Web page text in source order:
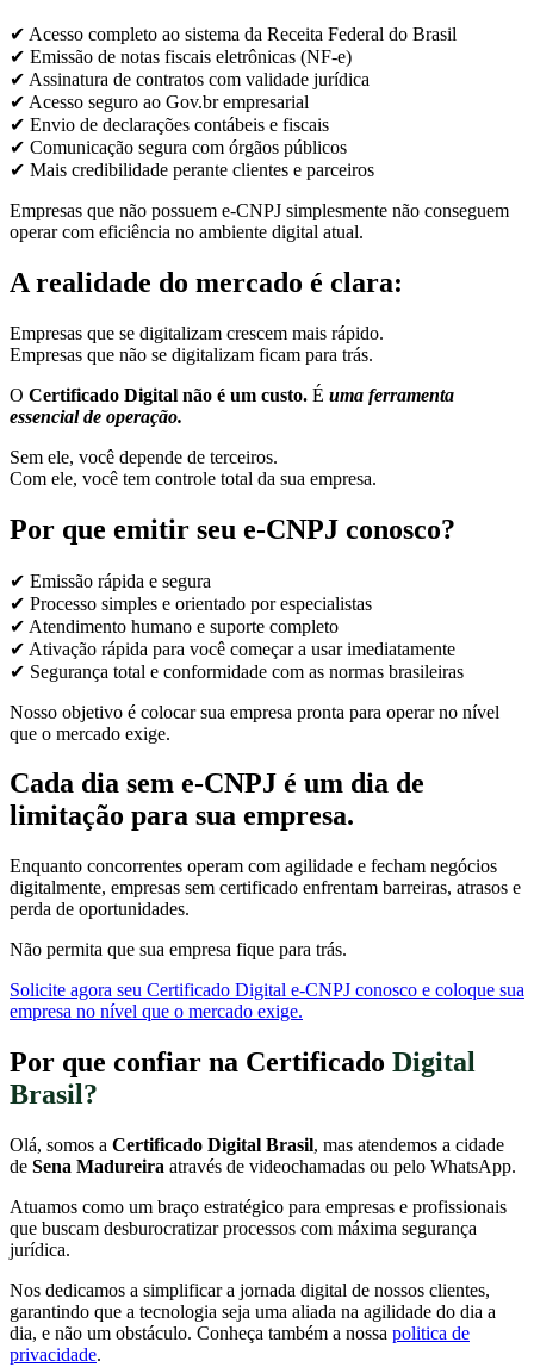
✔ Acesso completo ao sistema da Receita Federal do Brasil
✔ Emissão de notas fiscais eletrônicas (NF-e)
✔ Assinatura de contratos com validade jurídica
✔ Acesso seguro ao Gov.br empresarial
✔ Envio de declarações contábeis e fiscais
✔ Comunicação segura com órgãos públicos
✔ Mais credibilidade perante clientes e parceiros
Empresas que não possuem e-CNPJ simplesmente não conseguem
operar com eficiência no ambiente digital atual.
A realidade do mercado é clara:
Empresas que se digitalizam crescem mais rápido.
Empresas que não se digitalizam ficam para trás.
O Certificado Digital não é um custo. É uma ferramenta
essencial de operação.
Sem ele, você depende de terceiros.
Com ele, você tem controle total da sua empresa.
Por que emitir seu e-CNPJ conosco?
✔ Emissão rápida e segura
✔ Processo simples e orientado por especialistas
✔ Atendimento humano e suporte completo
✔ Ativação rápida para você começar a usar imediatamente
✔ Segurança total e conformidade com as normas brasileiras
Nosso objetivo é colocar sua empresa pronta para operar no nível
que o mercado exige.
Cada dia sem e-CNPJ é um dia de
limitação para sua empresa.
Enquanto concorrentes operam com agilidade e fecham negócios
digitalmente, empresas sem certificado enfrentam barreiras, atrasos e
perda de oportunidades.
Não permita que sua empresa fique para trás.
Solicite agora seu Certificado Digital e-CNPJ conosco e coloque sua
empresa no nível que o mercado exige.
Por que confiar na Certificado Digital
Brasil?
Olá, somos a Certificado Digital Brasil, mas atendemos a cidade
de Sena Madureira através de videochamadas ou pelo WhatsApp.
Atuamos como um braço estratégico para empresas e profissionais
que buscam desburocratizar processos com máxima segurança
jurídica.
Nos dedicamos a simplificar a jornada digital de nossos clientes,
garantindo que a tecnologia seja uma aliada na agilidade do dia a
dia, e não um obstáculo. Conheça também a nossa politica de
privacidade.